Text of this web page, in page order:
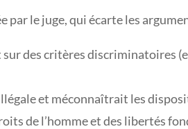
par le juge, qui écarte les
des critères discriminatoires
et méconnaîtrait les
de l’homme et des libertés